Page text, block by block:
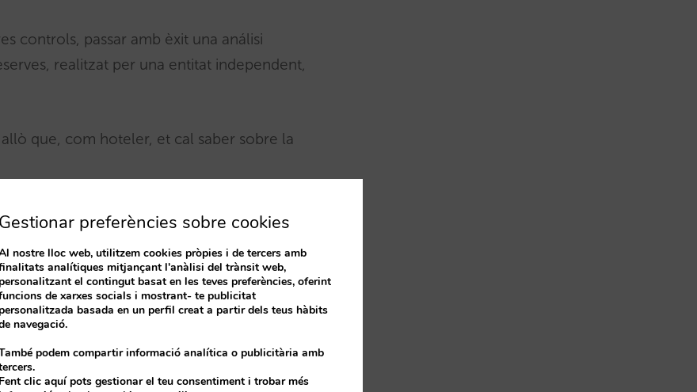
controls, passar amb èxit una análisi
realitzat per una entitat independent,
que, com hoteler, et cal saber sobre la
al nostre motor de reserves i
Gestionar preferències sobre cookies
nostre lloc web, utilitzem cookies pròpies i de tercers amb
analítiques mitjançant l'anàlisi del trànsit web,
el contingut basat en les teves preferències, oferint
de xarxes socials i mostrant- te publicitat
basada en un perfil creat a partir dels teus hàbits
navegació.
podem compartir informació analítica o publicitària amb
Fent clic aquí pots gestionar el teu consentiment i trobar més